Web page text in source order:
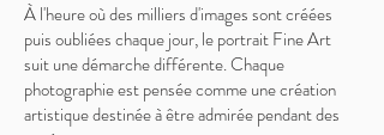
À l'heure où des milliers d'images sont créées
puis oubliées chaque jour, le portrait Fine Art
suit une démarche différente. Chaque
photographie est pensée comme une création
artistique destinée à être admirée pendant des